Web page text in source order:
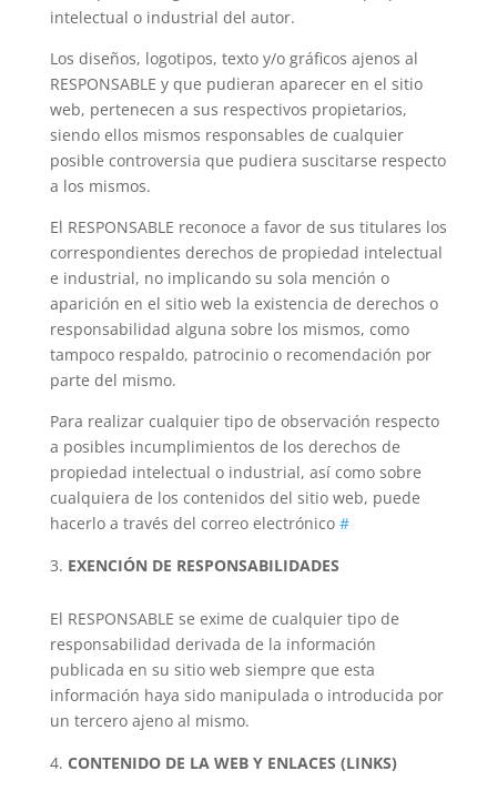
intelectual o industrial del autor.
Los diseños, logotipos, texto y/o gráficos ajenos al
RESPONSABLE y que pudieran aparecer en el sitio
web, pertenecen a sus respectivos propietarios,
siendo ellos mismos responsables de cualquier
posible controversia que pudiera suscitarse respecto
a los mismos.
El RESPONSABLE reconoce a favor de sus titulares los
correspondientes derechos de propiedad intelectual
e industrial, no implicando su sola mención o
aparición en el sitio web la existencia de derechos o
responsabilidad alguna sobre los mismos, como
tampoco respaldo, patrocinio o recomendación por
parte del mismo.
Para realizar cualquier tipo de observación respecto
a posibles incumplimientos de los derechos de
propiedad intelectual o industrial, así como sobre
cualquiera de los contenidos del sitio web, puede
hacerlo a través del correo electrónico #
EXENCIÓN DE RESPONSABILIDADES
El RESPONSABLE se exime de cualquier tipo de
responsabilidad derivada de la información
publicada en su sitio web siempre que esta
información haya sido manipulada o introducida por
un tercero ajeno al mismo.
CONTENIDO DE LA WEB Y ENLACES (LINKS)